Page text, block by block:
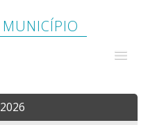
MUNICÍPIO
2026